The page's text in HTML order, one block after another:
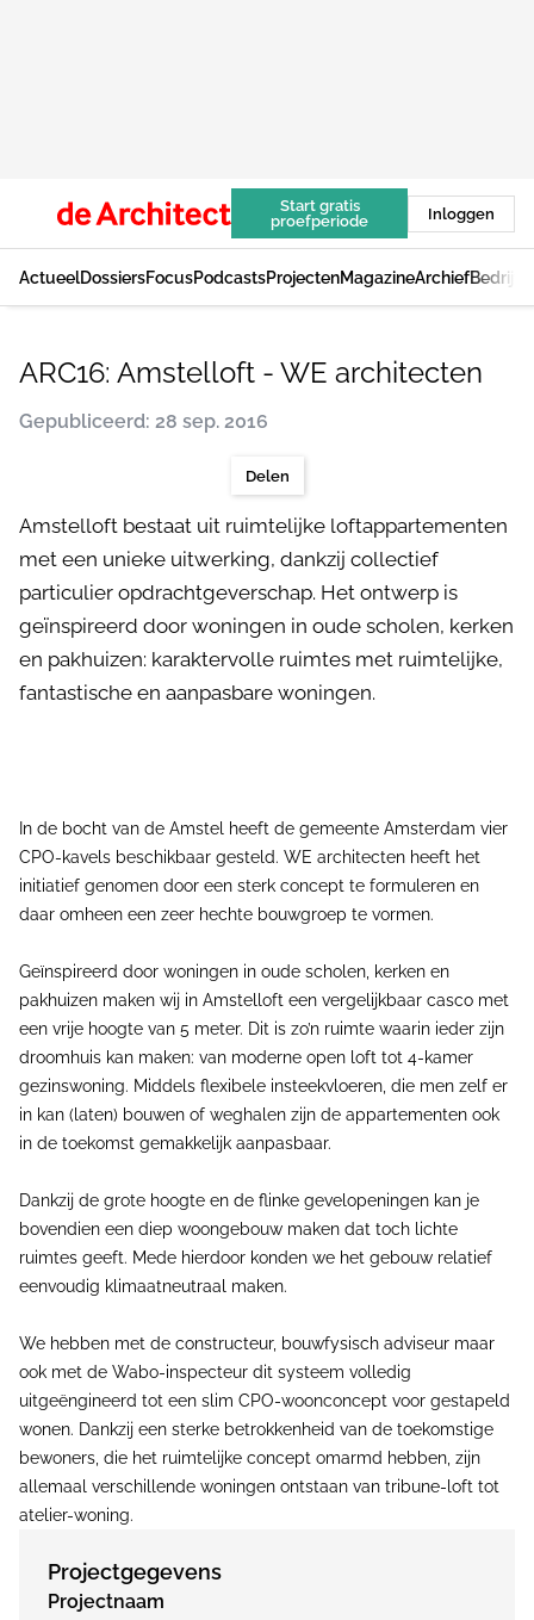
Start gratis
proefperiode
Inloggen
ActueelDossiersFocusPodcastsProjectenMagazineArchief
ARC16: Amstelloft - WE architecten
Gepubliceerd: 28 sep. 2016
Delen
Amstelloft bestaat uit ruimtelijke loftappartementen
met een unieke uitwerking, dankzij collectief
particulier opdrachtgeverschap. Het ontwerp is
geïnspireerd door woningen in oude scholen, kerken
en pakhuizen: karaktervolle ruimtes met ruimtelijke,
fantastische en aanpasbare woningen.
In de bocht van de Amstel heeft de gemeente Amsterdam vier
CPO-kavels beschikbaar gesteld. WE architecten heeft het
initiatief genomen door een sterk concept te formuleren en
daar omheen een zeer hechte bouwgroep te vormen.
Geïnspireerd door woningen in oude scholen, kerken en
pakhuizen maken wij in Amstelloft een vergelijkbaar casco met
een vrije hoogte van 5 meter. Dit is zo’n ruimte waarin ieder zijn
droomhuis kan maken: van moderne open loft tot 4-kamer
gezinswoning. Middels flexibele insteekvloeren, die men zelf er
in kan (laten) bouwen of weghalen zijn de appartementen ook
in de toekomst gemakkelijk aanpasbaar.
Dankzij de grote hoogte en de flinke gevelopeningen kan je
bovendien een diep woongebouw maken dat toch lichte
ruimtes geeft. Mede hierdoor konden we het gebouw relatief
eenvoudig klimaatneutraal maken.
We hebben met de constructeur, bouwfysisch adviseur maar
ook met de Wabo-inspecteur dit systeem volledig
uitgeëngineerd tot een slim CPO-woonconcept voor gestapeld
wonen. Dankzij een sterke betrokkenheid van de toekomstige
bewoners, die het ruimtelijke concept omarmd hebben, zijn
allemaal verschillende woningen ontstaan van tribune-loft tot
atelier-woning.
Projectgegevens
Projectnaam